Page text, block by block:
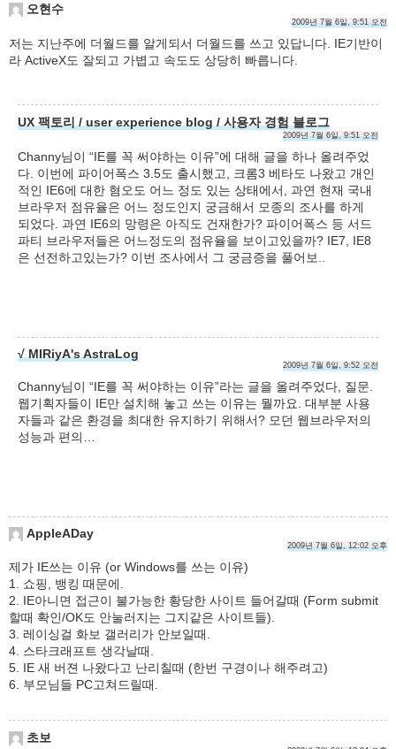
오현수
2009년 7월 6일, 9:51 오전
저는 지난주에 더월드를 알게되서 더월드를 쓰고 있답니다. IE기반이
라 ActiveX도 잘되고 가볍고 속도도 상당히 빠릅니다.
UX 팩토리 / user experience blog / 사용자 경험 블로그
2009년 7월 6일, 9:51 오전
Channy님이 “IE를 꼭 써야하는 이유”에 대해 글을 하나 올려주었
다. 이번에 파이어폭스 3.5도 출시했고, 크롬3 베타도 나왔고 개인
적인 IE6에 대한 혐오도 어느 정도 있는 상태에서, 과연 현재 국내
브라우저 점유율은 어느 정도인지 궁금해서 모종의 조사를 하게
되었다. 과연 IE6의 망령은 아직도 건재한가? 파이어폭스 등 서드
파티 브라우저들은 어느정도의 점유율을 보이고있을까? IE7, IE8
은 선전하고있는가? 이번 조사에서 그 궁금증을 풀어보..
√ MIRiyA's AstraLog
2009년 7월 6일, 9:52 오전
Channy님이 “IE를 꼭 써야하는 이유”라는 글을 올려주었다, 질문.
웹기획자들이 IE만 설치해 놓고 쓰는 이유는 뭘까요. 대부분 사용
자들과 같은 환경을 최대한 유지하기 위해서? 모던 웹브라우저의
성능과 편의…
AppleADay
2009년 7월 6일, 12:02 오후
제가 IE쓰는 이유 (or Windows를 쓰는 이유)
1. 쇼핑, 뱅킹 때문에.
2. IE아니면 접근이 불가능한 황당한 사이트 들어갈때 (Form submit
할때 확인/OK도 안눌러지는 그지같은 사이트들).
3. 레이싱걸 화보 갤러리가 안보일때.
4. 스타크래프트 생각날때.
5. IE 새 버젼 나왔다고 난리칠때 (한번 구경이나 해주려고)
6. 부모님들 PC고쳐드릴때.
초보